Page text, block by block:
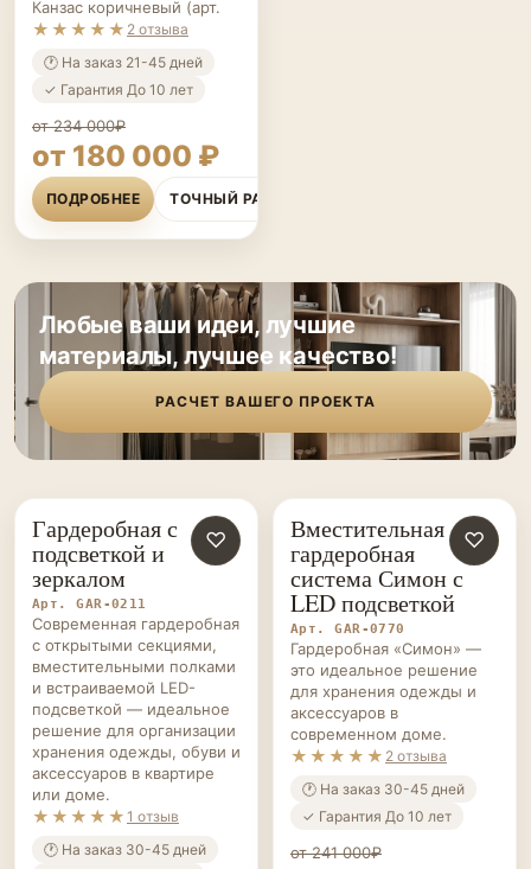
🕐 На заказ 21-45 дней
✓ Гарантия До 10 лет
от 234 000₽
от 180 000 ₽
ПОДРОБНЕЕ ТОЧНЫЙ РАСЧЁТ
материалы, лучшее качество!
РАСЧЕТ ВАШЕГО ПРОЕКТА
подсветкой и
зеркалом
Арт. GAR-0211
Современная гардеробная
с открытыми секциями,
вместительными полками
и встраиваемой LED-
подсветкой — идеальное
решение для организации
хранения одежды, обуви и
аксессуаров в квартире
или доме.
★★★★★ 1 отзыв
🕐 На заказ 30-45 дней
✓ Гарантия До 10 лет
от 299 000₽
гардеробная
система Симон с
LED подсветкой
Арт. GAR-0770
Гардеробная «Симон» —
это идеальное решение
для хранения одежды и
аксессуаров в
современном доме.
★★★★★ 2 отзыва
🕐 На заказ 30-45 дней
✓ Гарантия До 10 лет
от 241 000₽
от 185 000 ₽